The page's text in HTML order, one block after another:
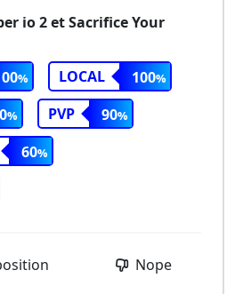
io 2 et Sacrifice Your
LOCAL
100
PVP
90
60
Nope